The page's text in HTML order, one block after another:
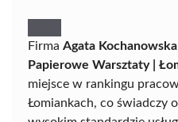
Firma Agata
Papierowe Warsztaty |
miejsce w rankingu
Łomiankach, co świadczy